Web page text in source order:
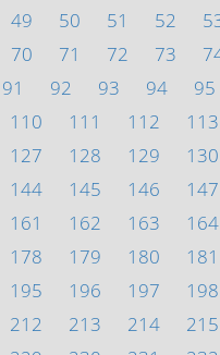
49 50 51 52
70 71 72 73
91 92 93 94 95
110 111 112 113
127 128 129 130
144 145 146 147
161 162 163 164
178 179 180 181
195 196 197 198
212 213 214 215